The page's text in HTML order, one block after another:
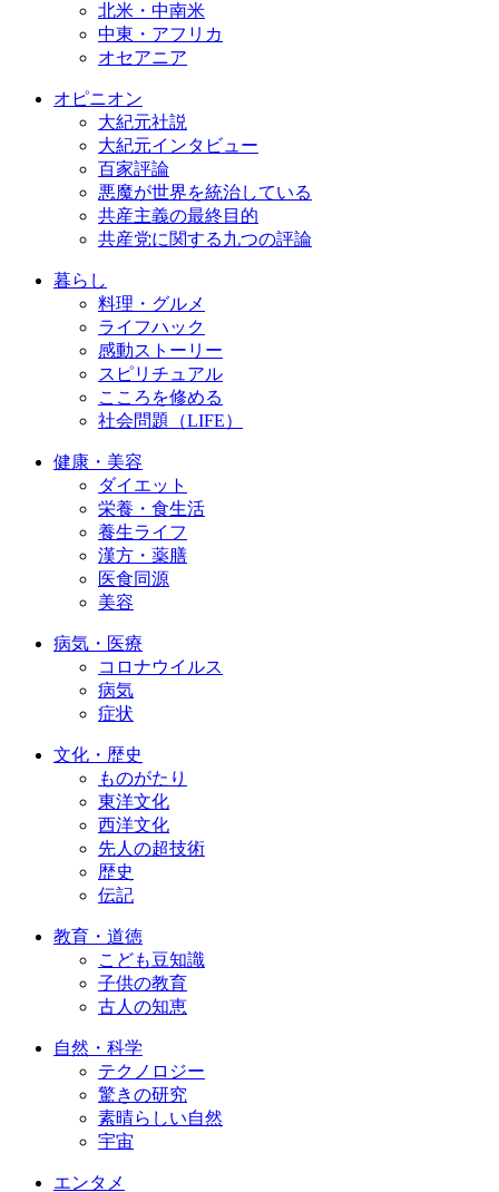
北米・中南米
中東・アフリカ
オセアニア
オピニオン
大紀元社説
大紀元インタビュー
百家評論
悪魔が世界を統治している
共産主義の最終目的
共産党に関する九つの評論
暮らし
料理・グルメ
ライフハック
感動ストーリー
スピリチュアル
こころを修める
社会問題（LIFE）
健康・美容
ダイエット
栄養・食生活
養生ライフ
漢方・薬膳
医食同源
美容
病気・医療
コロナウイルス
病気
症状
文化・歴史
ものがたり
東洋文化
西洋文化
先人の超技術
歴史
伝記
教育・道徳
こども豆知識
子供の教育
古人の知恵
自然・科学
テクノロジー
驚きの研究
素晴らしい自然
宇宙
エンタメ